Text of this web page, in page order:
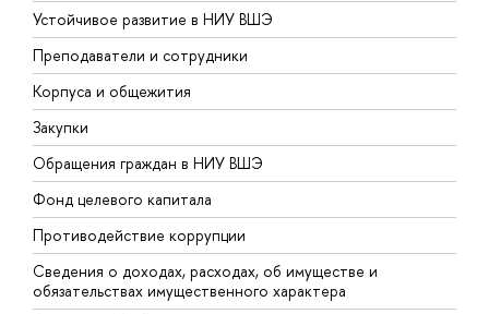
Устойчивое развитие в НИУ ВШЭ
Преподаватели и сотрудники
Корпуса и общежития
Закупки
Обращения граждан в НИУ ВШЭ
Фонд целевого капитала
Противодействие коррупции
Сведения о доходах, расходах, об имуществе и
обязательствах имущественного характера